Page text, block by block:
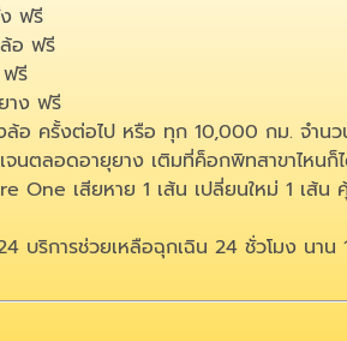
ฟรี
อ ฟรี
ฟรี
าง ฟรี
ล้อ ครั้งต่อไป หรือ ทุก 10,000 กม. จำน
จนตลอดอายุยาง เติมที่ค็อกพิทสาขาไหนก็
One เสียหาย 1 เส้น เปลี่ยนใหม่ 1 เส้
บริการช่วยเหลือฉุกเฉิน 24 ชั่วโมง นาน